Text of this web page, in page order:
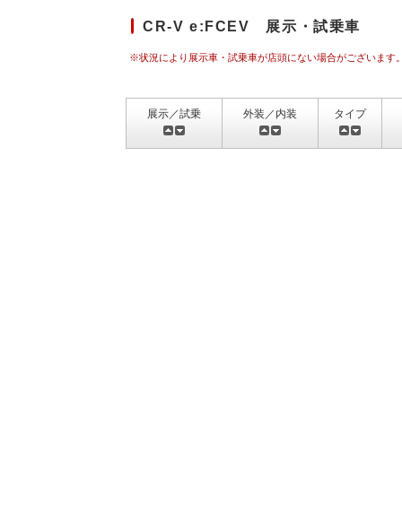
CR-V e:FCEV 展示・試乗車
※状況により展示車・試乗車が店頭にない場合がございます
展示／試乗 外装／内装 タイプ